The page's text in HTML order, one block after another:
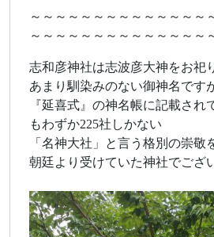
～～～～～～～～～～～～～～
～～～～～～～～～～～～～～
志和彦神社は志波彦大神をお祀
あまり馴染みのない御神名です
『延喜式』の神名帳に記載され
もわずか225社しかない
「名神大社」と言う格別の崇敬
朝廷より受けていた神社でござ